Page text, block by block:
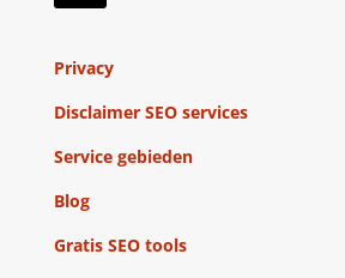
Privacy
Disclaimer SEO services
Service gebieden
Blog
Gratis SEO tools